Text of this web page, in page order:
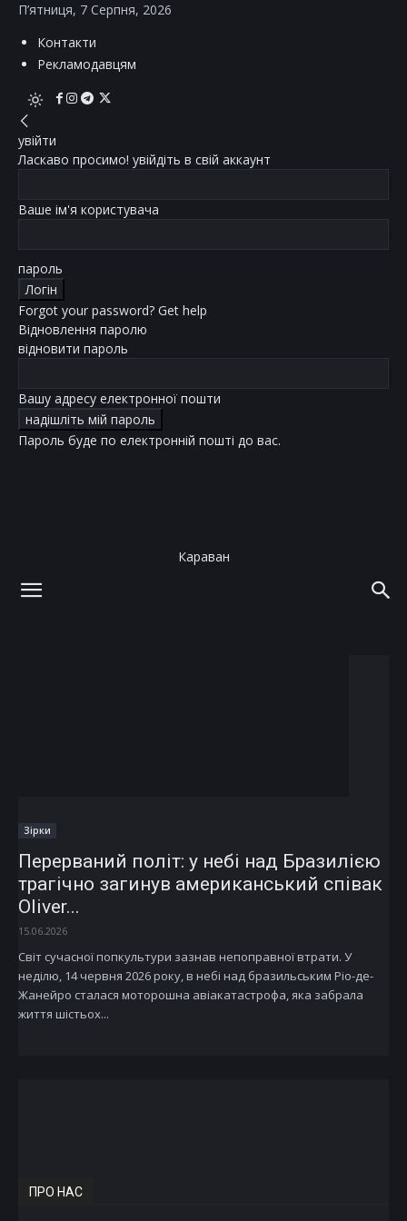
П’ятниця, 7 Серпня, 2026
Контакти
Рекламодавцям
увійти
Ласкаво просимо! увійдіть в свій аккаунт
Ваше ім'я користувача
пароль
Forgot your password? Get help
Відновлення паролю
відновити пароль
Вашу адресу електронної пошти
Пароль буде по електронній пошті до вас.
Караван
Зірки
Перерваний політ: у небі над Бразилією
трагічно загинув американський співак
Oliver...
15.06.2026
Світ сучасної попкультури зазнав непоправної втрати. У
неділю, 14 червня 2026 року, в небі над бразильським Ріо-де-
Жанейро сталася моторошна авіакатастрофа, яка забрала
життя шістьох...
ПРО НАС